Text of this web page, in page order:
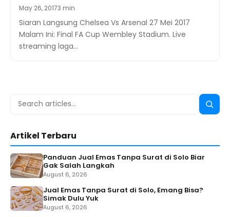
May 26, 20173 min
Siaran Langsung Chelsea Vs Arsenal 27 Mei 2017
Malam Ini: Final FA Cup Wembley Stadium. Live
streaming laga…
Search
Search
Artikel Terbaru
Panduan Jual Emas Tanpa Surat di Solo Biar
Gak Salah Langkah
August 6, 2026
Jual Emas Tanpa Surat di Solo, Emang Bisa?
Simak Dulu Yuk
August 6, 2026